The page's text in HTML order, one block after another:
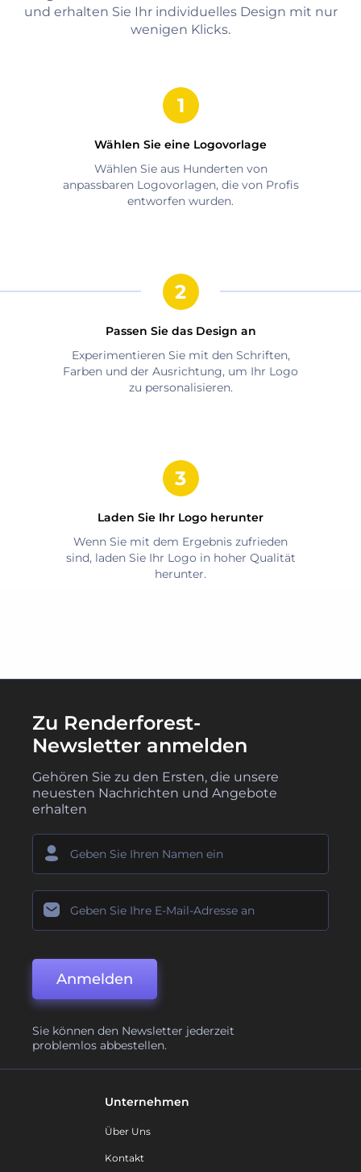
und erhalten Sie Ihr individuelles Design mit nur
wenigen Klicks.
Wählen Sie eine Logovorlage
Wählen Sie aus Hunderten von
anpassbaren Logovorlagen, die von Profis
entworfen wurden.
Passen Sie das Design an
Experimentieren Sie mit den Schriften,
Farben und der Ausrichtung, um Ihr Logo
zu personalisieren.
Laden Sie Ihr Logo herunter
Wenn Sie mit dem Ergebnis zufrieden
sind, laden Sie Ihr Logo in hoher Qualität
herunter.
Zu Renderforest-
Newsletter anmelden
Gehören Sie zu den Ersten, die unsere
neuesten Nachrichten und Angebote
erhalten
Anmelden
Sie können den Newsletter jederzeit
problemlos abbestellen.
Unternehmen
Über Uns
Kontakt